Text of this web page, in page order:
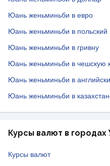
Юань женьминьби в евро
Юань женьминьби в польский
Юань женьминьби в гривну
Юань женьминьби в чешскую
Юань женьминьби в
Юань женьминьби в
Курсы валют в городах
Курсы валют